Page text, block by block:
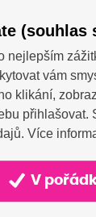
(souhlas
nejlepším
vám
klikání,
přihlašovat.
Více
V